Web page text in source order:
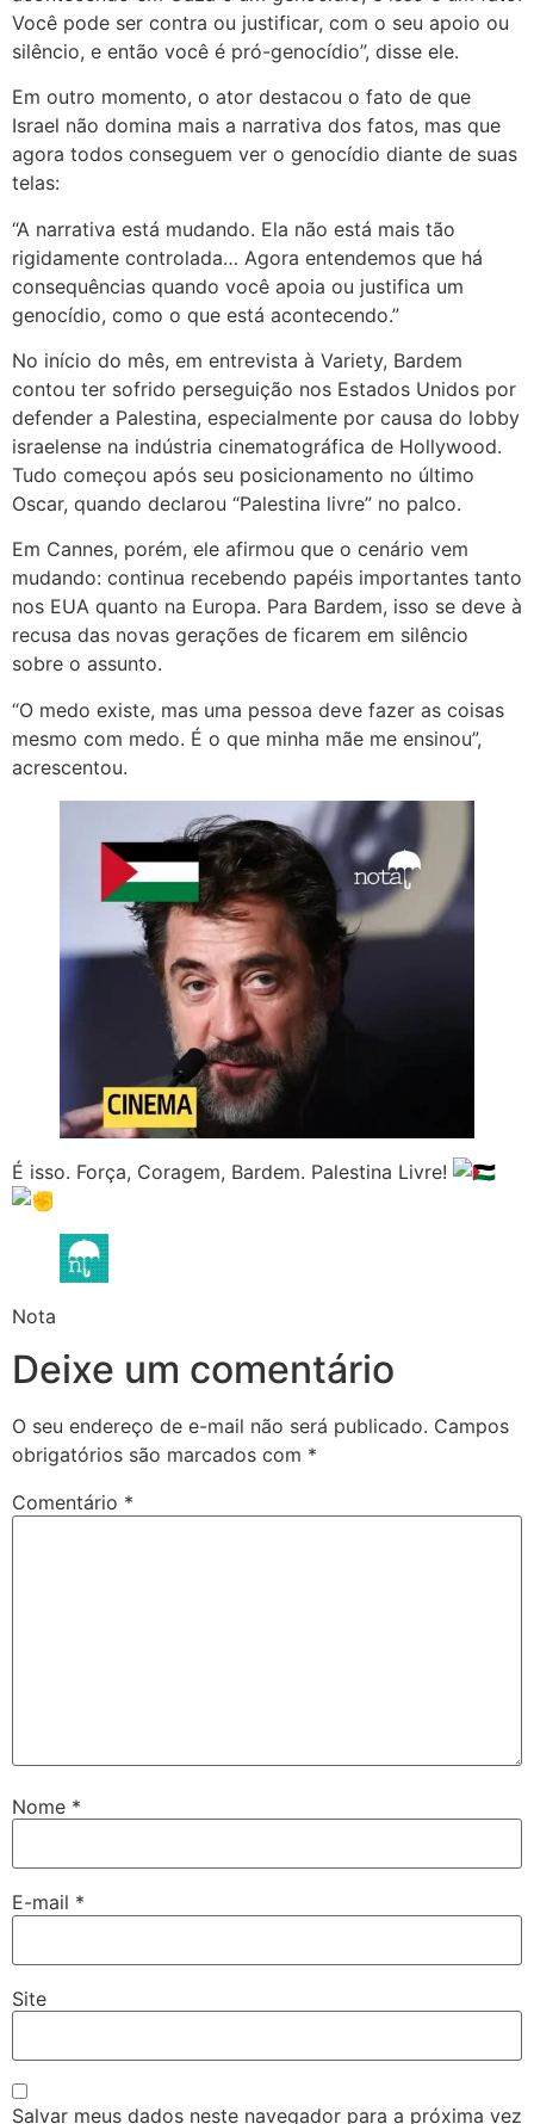
Você pode ser contra ou justificar, com o seu apoio ou
silêncio, e então você é pró-genocídio”, disse ele.
Em outro momento, o ator destacou o fato de que
Israel não domina mais a narrativa dos fatos, mas que
agora todos conseguem ver o genocídio diante de suas
telas:
“A narrativa está mudando. Ela não está mais tão
rigidamente controlada… Agora entendemos que há
consequências quando você apoia ou justifica um
genocídio, como o que está acontecendo.”
No início do mês, em entrevista à Variety, Bardem
contou ter sofrido perseguição nos Estados Unidos por
defender a Palestina, especialmente por causa do lobby
israelense na indústria cinematográfica de Hollywood.
Tudo começou após seu posicionamento no último
Oscar, quando declarou “Palestina livre” no palco.
Em Cannes, porém, ele afirmou que o cenário vem
mudando: continua recebendo papéis importantes tanto
nos EUA quanto na Europa. Para Bardem, isso se deve à
recusa das novas gerações de ficarem em silêncio
sobre o assunto.
“O medo existe, mas uma pessoa deve fazer as coisas
mesmo com medo. É o que minha mãe me ensinou”,
acrescentou.
É isso. Força, Coragem, Bardem. Palestina Livre!
Nota
Deixe um comentário
O seu endereço de e-mail não será publicado. Campos
obrigatórios são marcados com *
Comentário *
Nome *
E-mail *
Site
Salvar meus dados neste navegador para a próxima vez